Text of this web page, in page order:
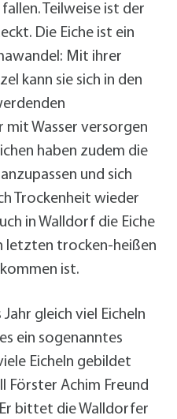
Teilweise ist der
Die Eiche ist ein
Mit ihrer
kann sie sich in den
Wasser versorgen
haben zudem die
und sich
Trockenheit wieder
in Walldorf die Eiche
letzten trocken-heißen
ist.
gleich viel Eicheln
ein sogenanntes
Eicheln gebildet
Förster Achim Freund
bittet die Walldorfer